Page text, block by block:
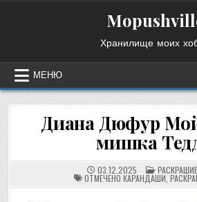
Хранилище моих
МЕНЮ
Диана Дюфур
мишка
03.12.2025
В
ОТМЕЧЕНО КАРАНДАШИ